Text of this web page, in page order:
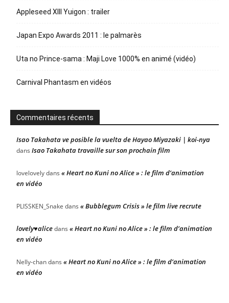
Appleseed XIII Yuigon : trailer
Japan Expo Awards 2011 : le palmarès
Uta no Prince-sama : Maji Love 1000% en animé (vidéo)
Carnival Phantasm en vidéos
Commentaires récents
Isao Takahata ve posible la vuelta de Hayao Miyazaki | koi-nya
dans Isao Takahata travaille sur son prochain film
lovelovelydans « Heart no Kuni no Alice » : le film d’animation
en vidéo
PLISSKEN_Snake dans « Bubblegum Crisis » le film live recrute
lovely♥alicedans « Heart no Kuni no Alice » : le film d’animation
en vidéo
Nelly-chandans « Heart no Kuni no Alice » : le film d’animation
en vidéo